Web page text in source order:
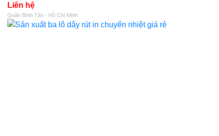
Liên hệ
Quận Bình Tân - Hồ Chí Minh